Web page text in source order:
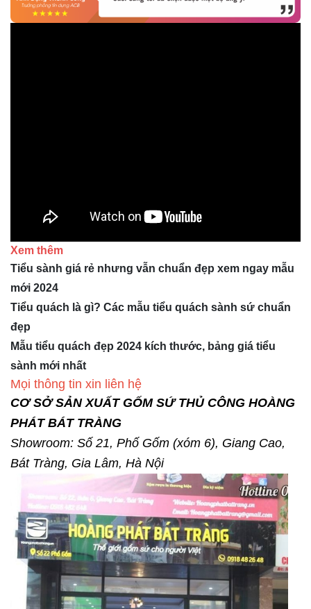
Xem thêm
Tiểu sành giá rẻ nhưng vẫn chuẩn đẹp xem ngay mẫu
mới 2024
Tiểu quách là gì? Các mẫu tiểu quách sành sứ chuẩn
đẹp
Mẫu tiểu quách đẹp 2024 kích thước, bảng giá tiểu
sành mới nhất
Mọi thông tin xin liên hệ
CƠ SỞ SẢN XUẤT GỐM SỨ THỦ CÔNG HOÀNG
PHÁT BÁT TRÀNG
Showroom: Số 21, Phố Gốm (xóm 6), Giang Cao,
Bát Tràng, Gia Lâm, Hà Nội